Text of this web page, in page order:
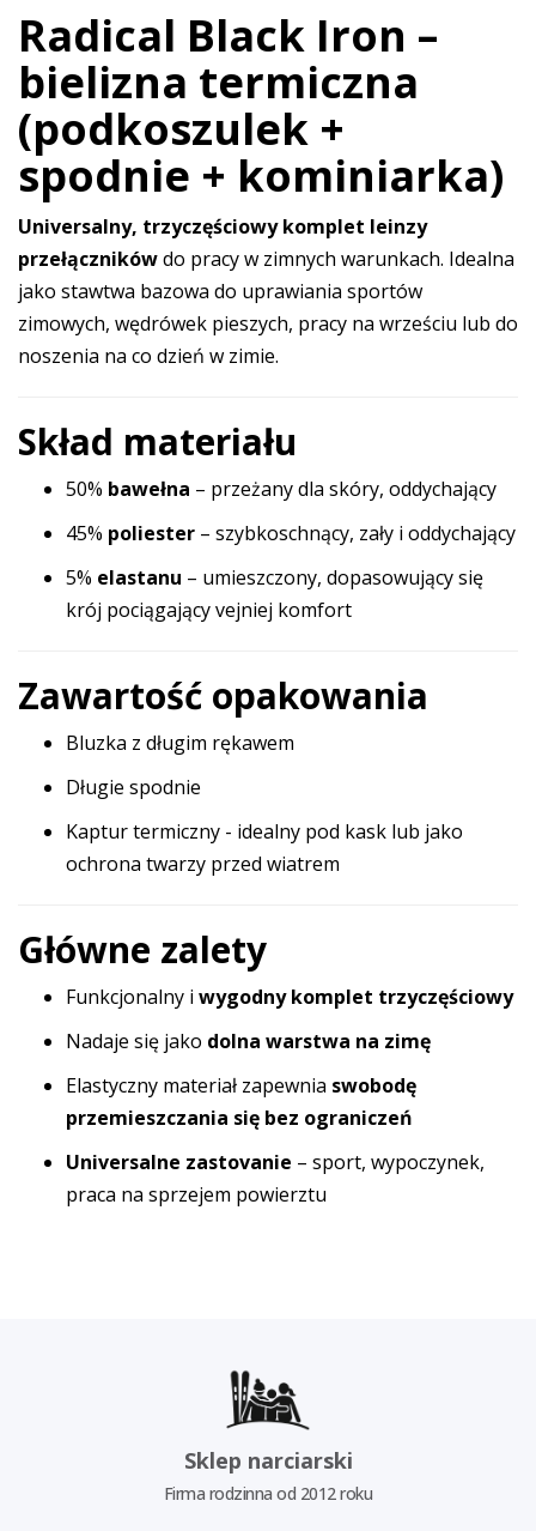
Radical Black Iron –
bielizna termiczna
(podkoszulek +
spodnie + kominiarka)
Universalny, trzyczęściowy komplet leinzy
przełącznikówdo pracy w zimnych warunkach. Idealna
jako stawtwa bazowa do uprawiania sportów
zimowych, wędrówek pieszych, pracy na wrześciu lub do
noszenia na co dzień w zimie.
Skład materiału
50% bawełna – przeżany dla skóry, oddychający
45% poliester – szybkoschnący, zały i oddychający
5% elastanu – umieszczony, dopasowujący się
krój pociągający vejniej komfort
Zawartość opakowania
Bluzka z długim rękawem
Długie spodnie
Kaptur termiczny - idealny pod kask lub jako
ochrona twarzy przed wiatrem
Główne zalety
Funkcjonalny i wygodny komplet trzyczęściowy
Nadaje się jako dolna warstwa na zimę
Elastyczny materiał zapewnia swobodę
przemieszczania się bez ograniczeń
Universalne zastovanie – sport, wypoczynek,
praca na sprzejem powierztu
Sklep narciarski
Firma rodzinna od 2012 roku